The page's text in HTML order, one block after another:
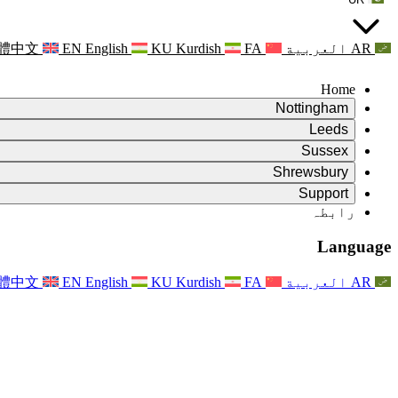
AR العربية 中文 EN English KU Kurdish FA
Home
Nottingham
Review
جائزہ کے چیئرمین
آزاد جائزہ ٹیم
حوالہ جات کی شرائط
آزاد جائزہ کی حتمی رپورٹ
اکثر پوچھے گئے سوالات
رابطہ
For Families
فیملی فیڈ بیک کا عمل
خبرنامے
Leeds
Review
جائزہ کے چیئرمین
آزاد جائزہ ٹیم
حوالہ کی شرائط
رابطہ
خاندانوں کے لیے نفسیاتی معاونت
فیملیز کے لیے اپڈیٹس
واقعات
For Staff
Sussex
Review
جائزہ کے چیئرمین
آزاد جائزہ ٹیم
حوالہ جات کی شرائط
For Families
خاندانوں کے لئے تازہ ترین معلومات
Shrewsbury
Review
زچگی کے جائزے کے لئے حوالہ کی شرائط
اعلانات
Reports
آزاد جائزہ کی حتمی رپورٹ
For Families
Support
Leeds
Nottingham
خاندانی نفسیاتی مدد کی خدمت
دماغی صحت کے بحران کی حمایت
علاقائی خدمات ناٹنگھم
رابطہ
Language
AR العربية 中文 EN English KU Kurdish FA